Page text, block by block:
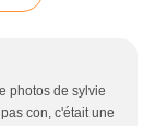
photos de sylvie
con, c'était une